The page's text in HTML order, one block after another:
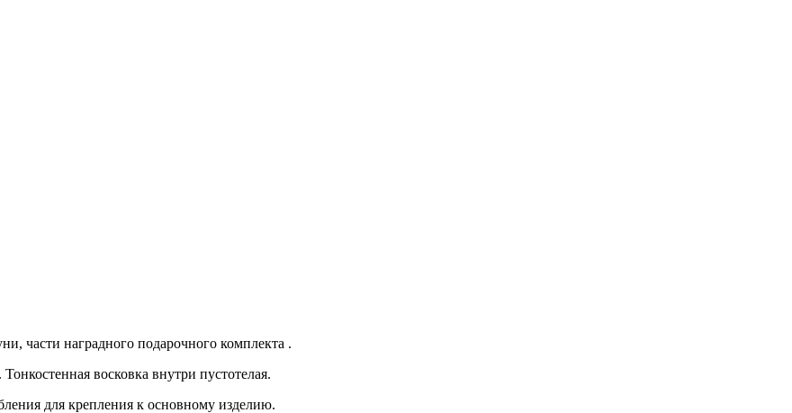
части наградного подарочного комплекта .
восковка внутри пустотелая.
для крепления к основному изделию.